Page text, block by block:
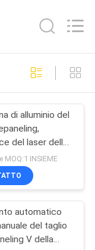
di
343
di
23
di alluminio del
del laser dello
del LED
MOQ:1 INSIEME
automatico
del taglio
V della